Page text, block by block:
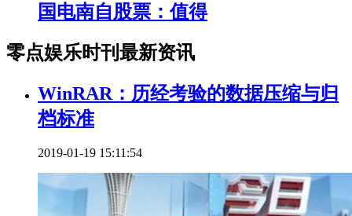
国电南自股票：值得
零点娱乐时刊最新资讯
WinRAR：历经考验的数据压缩与归
档标准
2019-01-19 15:11:54